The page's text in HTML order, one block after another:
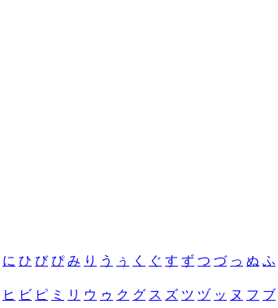
に ひ び ぴ み り う ぅ く ぐ す ず つ づ っ ぬ ふ
ヒ ビ ピ ミ リ ウ ゥ ク グ ス ズ ツ ヅ ッ ヌ フ ブ